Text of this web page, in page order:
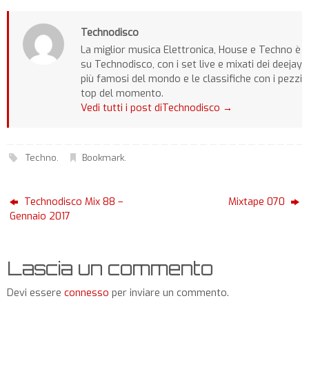
Technodisco
La miglior musica Elettronica, House e Techno è
su Technodisco, con i set live e mixati dei deejay
più famosi del mondo e le classifiche con i pezzi
top del momento.
Vedi tutti i post diTechnodisco →
Techno. Bookmark.
Technodisco Mix 88 –
Gennaio 2017
Mixtape 070
Lascia un commento
Devi essere connesso per inviare un commento.